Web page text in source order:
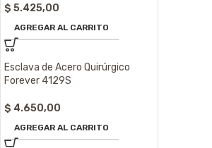
$ 5.425,00
AGREGAR AL CARRITO
Esclava de Acero Quirúrgico
Forever 4129S
$ 4.650,00
AGREGAR AL CARRITO